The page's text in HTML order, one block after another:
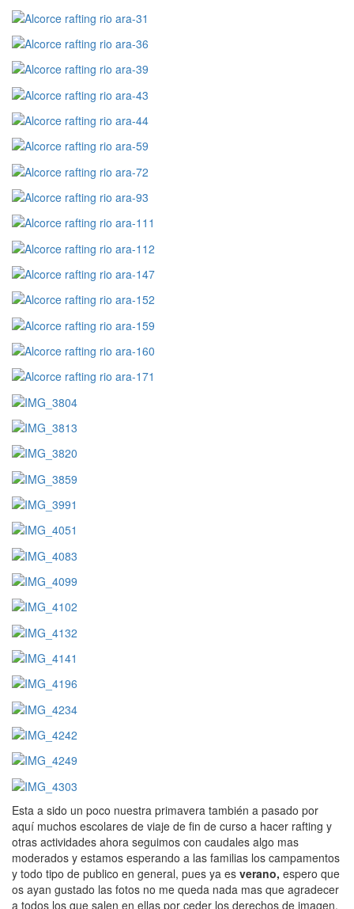
Esta a sido un poco nuestra primavera también a pasado por
aquí muchos escolares de viaje de fin de curso a hacer rafting y
otras actividades ahora seguimos con caudales algo mas
moderados y estamos esperando a las familias los campamentos
y todo tipo de publico en general, pues ya es verano, espero que
os ayan gustado las fotos no me queda nada mas que agradecer
a todos los que salen en ellas por ceder los derechos de imagen.